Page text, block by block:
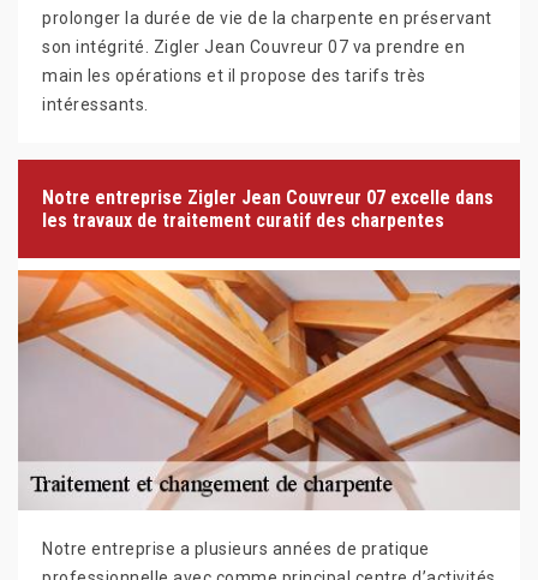
prolonger la durée de vie de la charpente en préservant
son intégrité. Zigler Jean Couvreur 07 va prendre en
main les opérations et il propose des tarifs très
intéressants.
Notre entreprise Zigler Jean Couvreur 07 excelle dans
les travaux de traitement curatif des charpentes
Notre entreprise a plusieurs années de pratique